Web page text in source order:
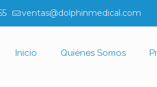
ventas@dolphinmedical.com
Inicio Quiénes Somos